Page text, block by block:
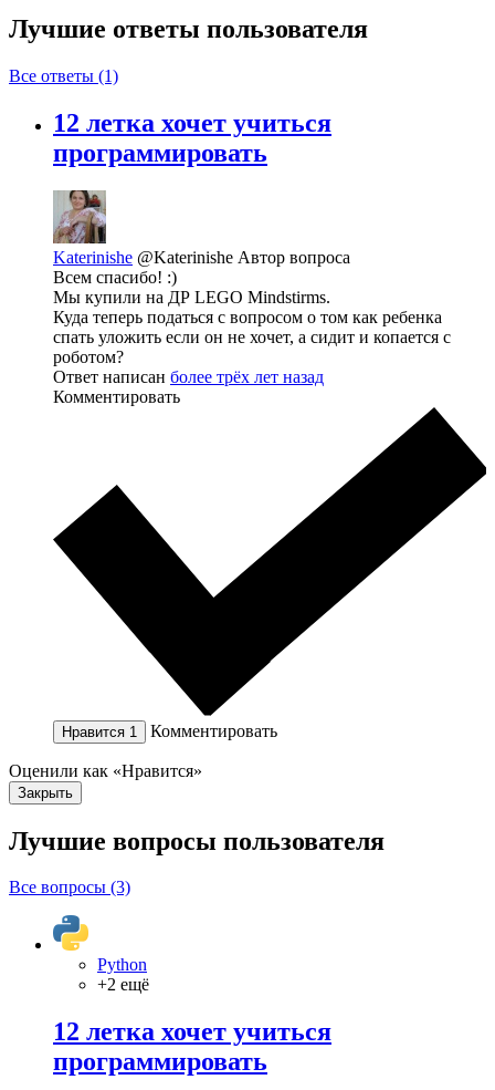
Лучшие ответы пользователя
Все ответы (1)
12 летка хочет учиться
программировать
Katerinishe @Katerinishe Автор вопроса
Всем спасибо! :)
Мы купили на ДР LEGO Mindstirms.
Куда теперь податься с вопросом о том как ребенка
спать уложить если он не хочет, а сидит и копается с
роботом?
Ответ написан более трёх лет назад
Комментировать
Нравится 1 Комментировать
Оценили как «Нравится»
Закрыть
Лучшие вопросы пользователя
Все вопросы (3)
Python
+2 ещё
12 летка хочет учиться
программировать